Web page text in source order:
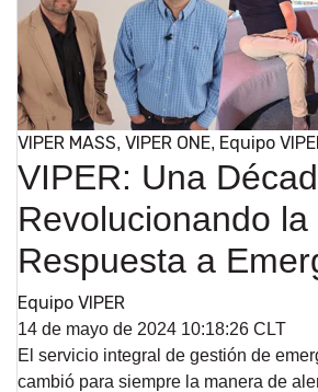
VIPER MASS, VIPER ONE, Equipo
VIPER: Una
Revolucionando la
Respuesta a
Equipo VIPER
14 de mayo de 2024 10:18:26 CLT
El servicio integral de gestión de
cambió para siempre la manera de